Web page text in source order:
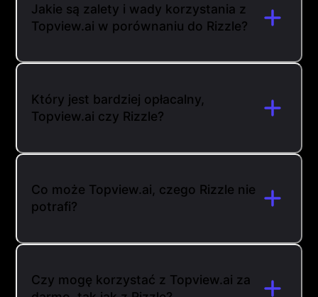
Jakie są zalety i wady korzystania z
Topview.ai w porównaniu do Rizzle?
Który jest bardziej opłacalny,
Topview.ai czy Rizzle?
Co może Topview.ai, czego Rizzle nie
potrafi?
Czy mogę korzystać z Topview.ai za